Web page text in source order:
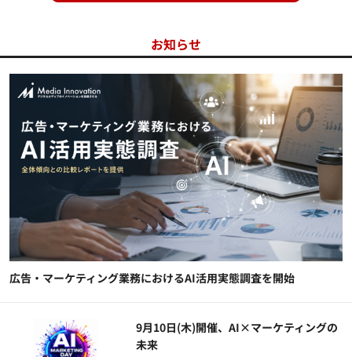
お知らせ
広告・マーケティング業務におけるAI活用実態調査を開始
9月10日(木)開催、AI×マーケティングの
未来